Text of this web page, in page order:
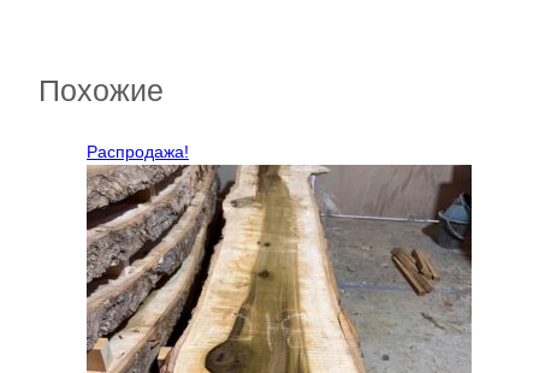
Похожие
Распродажа!